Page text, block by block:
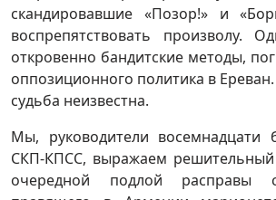
скандировавшие «Позор!» и
воспрепятствовать произволу.
откровенно бандитские методы,
оппозиционного политика в
судьба неизвестна.
Мы, руководители восемнадцати
СКП-КПСС, выражаем решительный
очередной подлой расправы